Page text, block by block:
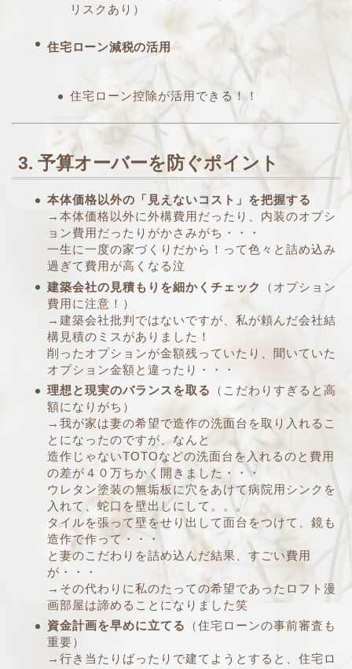
リスクあり）
住宅ローン減税の活用
住宅ローン控除が活用できる！！
3. 予算オーバーを防ぐポイント
本体価格以外の「見えないコスト」を把握する
→本体価格以外に外構費用だったり、内装のオプシ
ョン費用だったりがかさみがち・・・
一生に一度の家づくりだから！って色々と詰め込み
過ぎて費用が高くなる泣
建築会社の見積もりを細かくチェック
（オプション
費用に注意！）
→建築会社批判ではないですが、私が頼んだ会社結
構見積のミスがありました！
削ったオプションが金額残っていたり、聞いていた
オプション金額と違ったり・・・
理想と現実のバランスを取る
（こだわりすぎると高
額になりがち）
→我が家は妻の希望で造作の洗面台を取り入れるこ
とになったのですが、なんと
造作じゃないTOTOなどの洗面台を入れるのと費用
の差が４０万ちかく開きました・・・
ウレタン塗装の無垢板に穴をあけて病院用シンクを
入れて、蛇口を壁出しにして。。。
タイルを張って壁をせり出して面台をつけて、鏡も
造作で作って・・・
と妻のこだわりを詰め込んだ結果、すごい費用
が・・・
→その代わりに私のたっての希望であったロフト漫
画部屋は諦めることになりました笑
資金計画を早めに立てる
（住宅ローンの事前審査も
重要）
→行き当たりばったりで建てようとすると、住宅ロ